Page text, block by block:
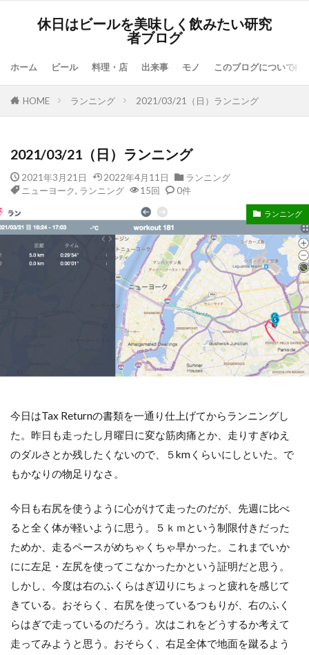
休日はビールを美味しく飲みたい研究
者ブログ
ホーム ビール 料理・店 出来事 モノ このブログについて
HOME ランニング 2021/03/21（日）ランニング
2021/03/21（日）ランニング
2021年3月21日 2022年4月11日
ランニング
ニューヨーク, ランニング 15回 0件
ランニング
今日はTax Returnの書類を一通り仕上げてからランニングし
た。昨日も走ったし月曜日に変な筋肉痛とか、走りすぎゆえ
のダルさとか残したくないので、５kmくらいにしといた。で
もかなりの物足りなさ。
今日も右尻を使うように心がけて走ったのだが、先週に比べ
ると全く体が軽いように思う。５ｋｍという制限付きだった
ためか、走るペースがめちゃくちゃ早かった。これまでいか
にに左足・左尻を使ってこなかったかという証明だと思う。
しかし、今度は右のふくらはぎ辺りにちょっと疲れを感じて
きている。おそらく、右尻を使っているつもりが、右のふく
らはぎで走っているのだろう。次はこれをどうするか考えて
走ってみようと思う。おそらく、右足全体で地面を蹴るよう